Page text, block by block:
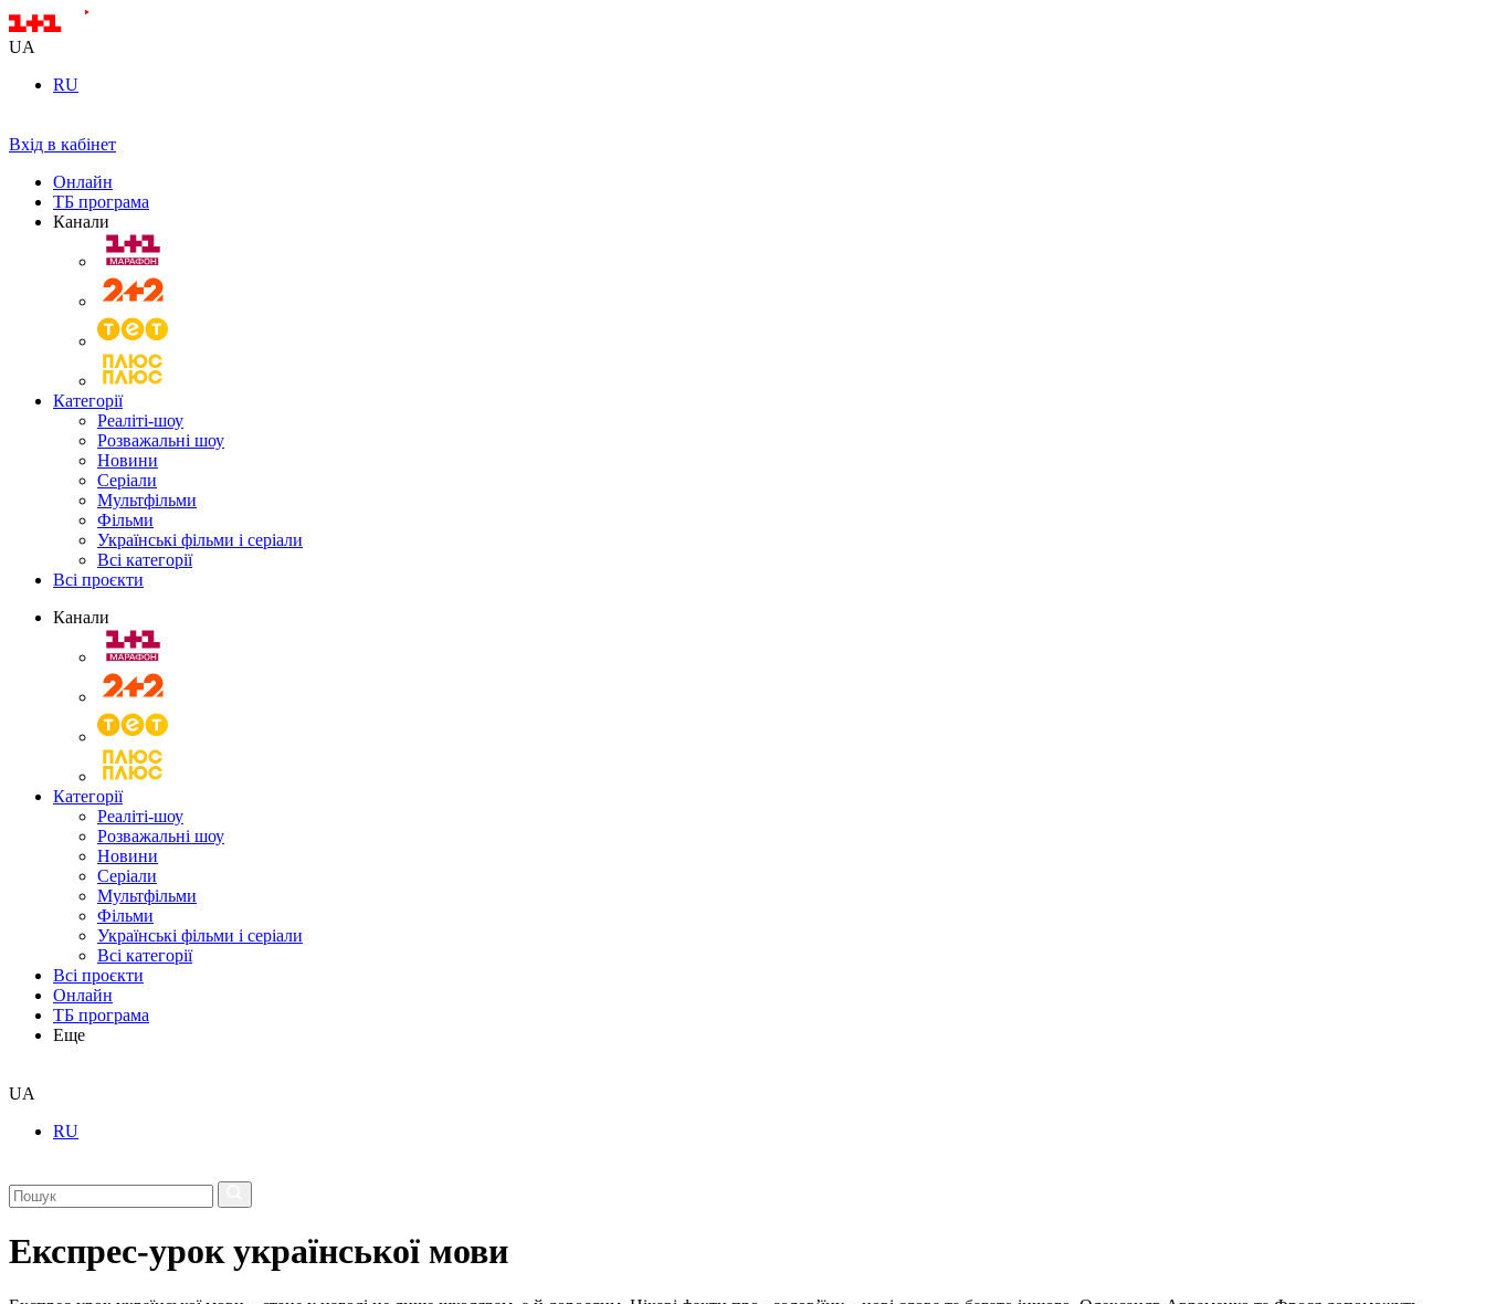
UA
RU
Вхід в кабінет
Онлайн
ТБ програма
Канали
Категорії
Реаліті-шоу
Розважальні шоу
Новини
Серіали
Мультфільми
Фільми
Українські фільми і серіали
Всі категорії
Всі проєкти
Канали
Категорії
Реаліті-шоу
Розважальні шоу
Новини
Серіали
Мультфільми
Фільми
Українські фільми і серіали
Всі категорії
Всі проєкти
Онлайн
ТБ програма
Еще
UA
RU
Експрес-урок української мови